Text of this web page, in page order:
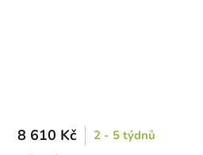
8 610 Kč 2 - 5 týdnů